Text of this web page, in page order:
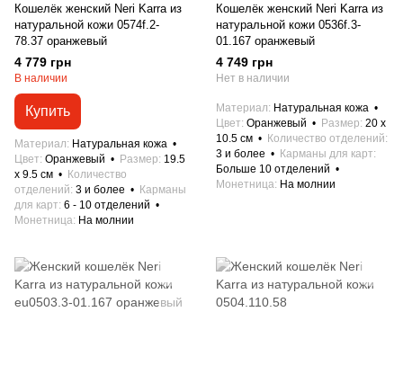
Кошелёк женский Neri Karra из
натуральной кожи 0574f.2-
78.37 оранжевый
4 779 грн
В наличии
Купить
Материал
Натуральная кожа
Цвет Оранжевый Размер 19.5
x 9.5 см
Количество
отделений 3 и более
Карманы
для карт 6 - 10 отделений
Монетница На молнии
Кошелёк женский Neri Karra из
натуральной кожи 0536f.3-
01.167 оранжевый
4 749 грн
Нет в наличии
Материал
Натуральная кожа
Цвет Оранжевый Размер 20 x
10.5 см
Количество отделений
3 и более
Карманы для карт
Больше 10 отделений
Монетница На молнии